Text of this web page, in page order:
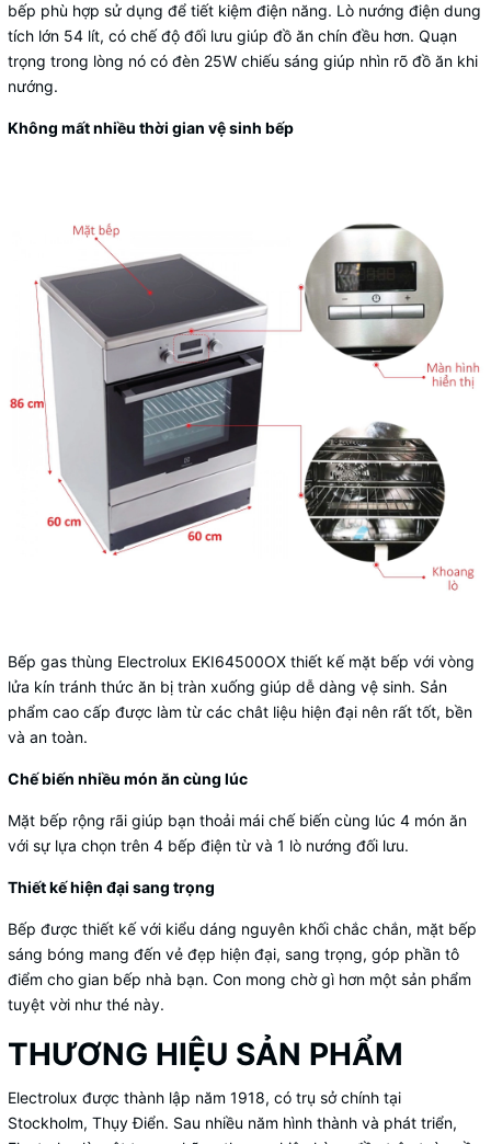
bếp phù hợp sử dụng để tiết kiệm điện năng. Lò nướng điện dung
tích lớn 54 lít, có chế độ đối lưu giúp đồ ăn chín đều hơn. Quạn
trọng trong lòng nó có đèn 25W chiếu sáng giúp nhìn rõ đồ ăn khi
nướng.
Không mất nhiều thời gian vệ sinh bếp
Bếp gas thùng Electrolux EKI64500OX thiết kế mặt bếp với vòng
lửa kín tránh thức ăn bị tràn xuống giúp dễ dàng vệ sinh. Sản
phẩm cao cấp được làm từ các chât liệu hiện đại nên rất tốt, bền
và an toàn.
Chế biến nhiều món ăn cùng lúc
Mặt bếp rộng rãi giúp bạn thoải mái chế biến cùng lúc 4 món ăn
với sự lựa chọn trên 4 bếp điện từ và 1 lò nướng đối lưu.
Thiết kế hiện đại sang trọng
Bếp được thiết kế với kiểu dáng nguyên khối chắc chắn, mặt bếp
sáng bóng mang đến vẻ đẹp hiện đại, sang trọng, góp phần tô
điểm cho gian bếp nhà bạn. Con mong chờ gì hơn một sản phẩm
tuyệt vời như thé này.
THƯƠNG HIỆU SẢN PHẨM
Electrolux được thành lập năm 1918, có trụ sở chính tại
Stockholm, Thụy Điển. Sau nhiều năm hình thành và phát triển,